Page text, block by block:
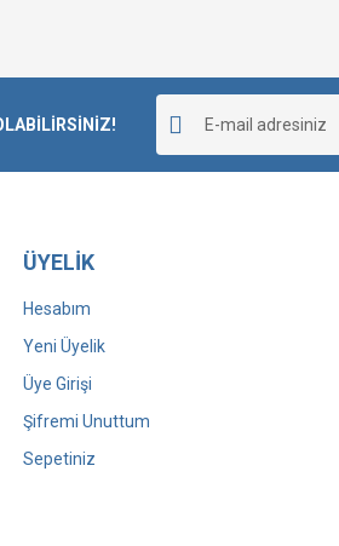
ÜYELİK
Hesabım
Yeni Üyelik
Üye Girişi
Şifremi Unuttum
Sepetiniz